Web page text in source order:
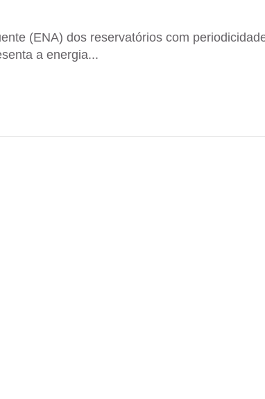
(ENA) dos reservatórios com
a energia...